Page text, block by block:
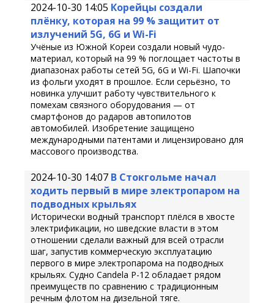
2024-10-30 14:05 Корейцы создали
плёнку, которая на 99 % защитит от
излучений 5G, 6G и Wi-Fi
Учёные из Южной Кореи создали новый чудо-
материал, который на 99 % поглощает частоты в
диапазонах работы сетей 5G, 6G и Wi-Fi. Шапочки
из фольги уходят в прошлое. Если серьёзно, то
новинка улучшит работу чувствительного к
помехам связного оборудования — от
смартфонов до радаров автопилотов
автомобилей. Изобретение защищено
международными патентами и лицензировано для
массового производства.
2024-10-30 14:07 В Стокгольме начал
ходить первый в мире электропаром на
подводных крыльях
Исторически водный транспорт плёлся в хвосте
электрификации, но шведские власти в этом
отношении сделали важный для всей отрасли
шаг, запустив коммерческую эксплуатацию
первого в мире электропарома на подводных
крыльях. Судно Candela P-12 обладает рядом
преимуществ по сравнению с традиционным
речным флотом на дизельной тяге.